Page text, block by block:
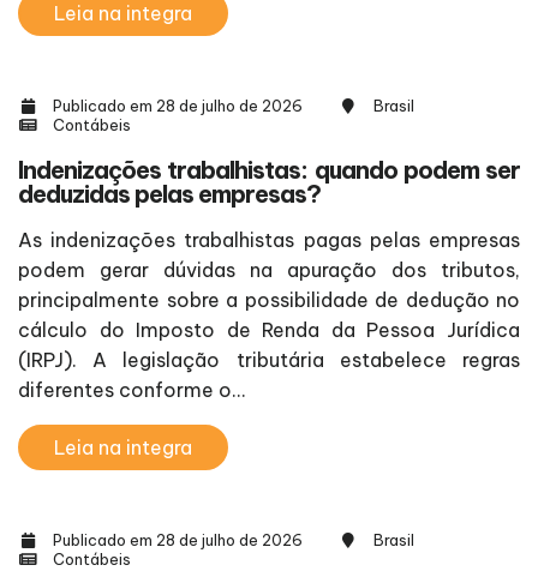
Leia na integra
Publicado em 28 de julho de 2026
Brasil
Contábeis
Indenizações trabalhistas: quando podem ser
deduzidas pelas empresas?
As indenizações trabalhistas pagas pelas empresas
podem gerar dúvidas na apuração dos tributos,
principalmente sobre a possibilidade de dedução no
cálculo do Imposto de Renda da Pessoa Jurídica
(IRPJ). A legislação tributária estabelece regras
diferentes conforme o...
Leia na integra
Publicado em 28 de julho de 2026
Brasil
Contábeis